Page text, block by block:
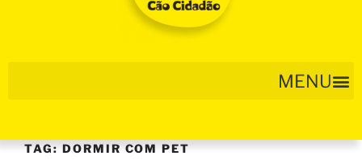
TAG:DORMIR COM PET